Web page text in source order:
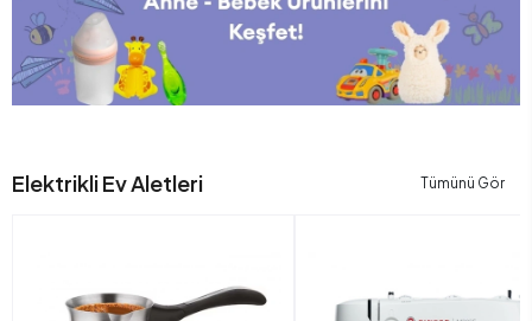
Elektrikli Ev Aletleri Tümünü Gör